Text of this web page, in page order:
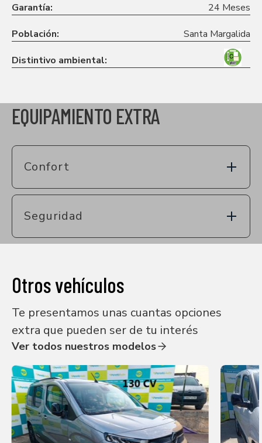
Garantía: 24 Meses
Población: Santa Margalida
Distintivo ambiental:
EQUIPAMIENTO EXTRA
Confort
Seguridad
Otros vehículos
Te presentamos unas cuantas opciones
extra que pueden ser de tu interés
Ver todos nuestros modelos